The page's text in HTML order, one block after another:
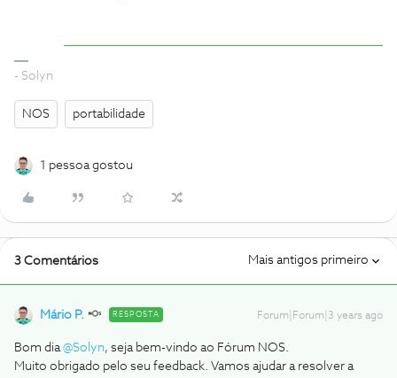
- Solyn
NOS portabilidade
1 pessoa gostou
3 Comentários Mais antigos primeiro
Mário P. RESPOSTA Forum|Forum|3 years ago
Bom dia@Solyn, seja bem-vindo ao Fórum NOS.
Muito obrigado pelo seu feedback. Vamos ajudar a resolver a